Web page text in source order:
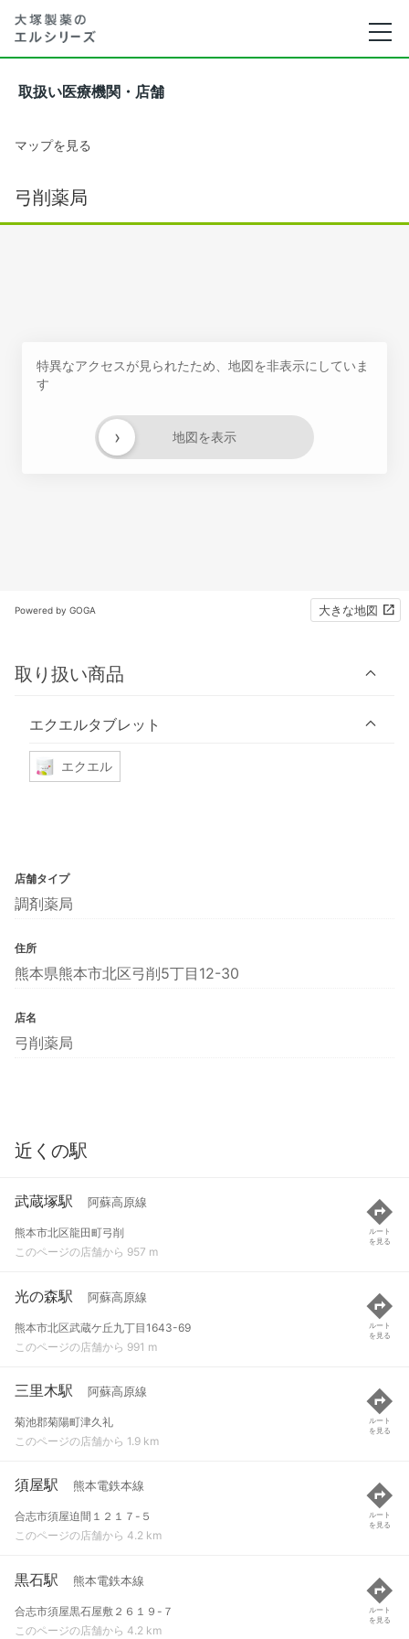
取扱い医療機関・店舗
マップを見る
弓削薬局
特異なアクセスが見られたため、地図を非表示にしていま
す
地図を表示
›
Powered by GOGA 大きな地図
取り扱い商品
エクエルタブレット
エクエル
店舗タイプ
調剤薬局
住所
熊本県熊本市北区弓削5丁目12-30
店名
弓削薬局
近くの駅
武蔵塚駅 阿蘇高原線
熊本市北区龍田町弓削
このページの店舗から 957 m
ルート
を見る
光の森駅 阿蘇高原線
熊本市北区武蔵ケ丘九丁目1643-69
このページの店舗から 991 m
ルート
を見る
三里木駅 阿蘇高原線
菊池郡菊陽町津久礼
このページの店舗から 1.9 km
ルート
を見る
須屋駅 熊本電鉄本線
合志市須屋迫間１２１７-５
このページの店舗から 4.2 km
ルート
を見る
黒石駅 熊本電鉄本線
合志市須屋黒石屋敷２６１９-７
このページの店舗から 4.2 km
ルート
を見る